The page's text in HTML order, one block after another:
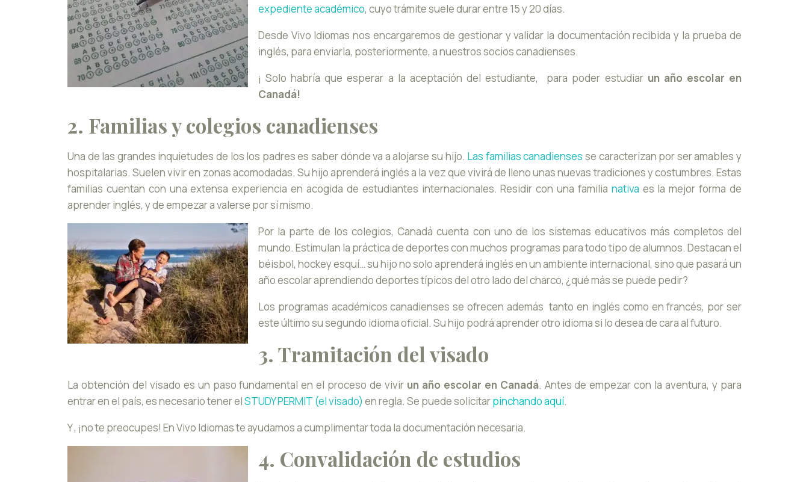
expediente académico, cuyo trámite suele durar entre 15 y 20 días.
Desde Vivo Idiomas nos encargaremos de gestionar y validar la documentación recibida y la prueba de
inglés, para enviarla, posteriormente, a nuestros socios canadienses.
¡ Solo habría que esperar a la aceptación del estudiante, para poder estudiar un año escolar en
Canadá!
2. Familias y colegios canadienses
Una de las grandes inquietudes de los los padres es saber dónde va a alojarse su hijo. Las familias canadienses se caracterizan por ser amables y
hospitalarias. Suelen vivir en zonas acomodadas. Su hijo aprenderá inglés a la vez que vivirá de lleno unas nuevas tradiciones y costumbres. Estas
familias cuentan con una extensa experiencia en acogida de estudiantes internacionales. Residir con una familia nativa es la mejor forma de
aprender inglés, y de empezar a valerse por sí mismo.
Por la parte de los colegios, Canadá cuenta con uno de los sistemas educativos más completos del
mundo. Estimulan la práctica de deportes con muchos programas para todo tipo de alumnos. Destacan el
béisbol, hockey esquí… su hijo no solo aprenderá inglés en un ambiente internacional, sino que pasará un
año escolar aprendiendo deportes típicos del otro lado del charco, ¿qué más se puede pedir?
Los programas académicos canadienses se ofrecen además tanto en inglés como en francés, por ser
este último su segundo idioma oficial. Su hijo podrá aprender otro idioma si lo desea de cara al futuro.
3. Tramitación del visado
La obtención del visado es un paso fundamental en el proceso de vivir un año escolar en Canadá. Antes de empezar con la aventura, y para
entrar en el país, es necesario tener elSTUDY PERMIT (el visado) en regla. Se puede solicitarpinchando aquí.
Y , ¡no te preocupes! En Vivo Idiomas te ayudamos a cumplimentar toda la documentación necesaria.
4. Convalidación de estudios